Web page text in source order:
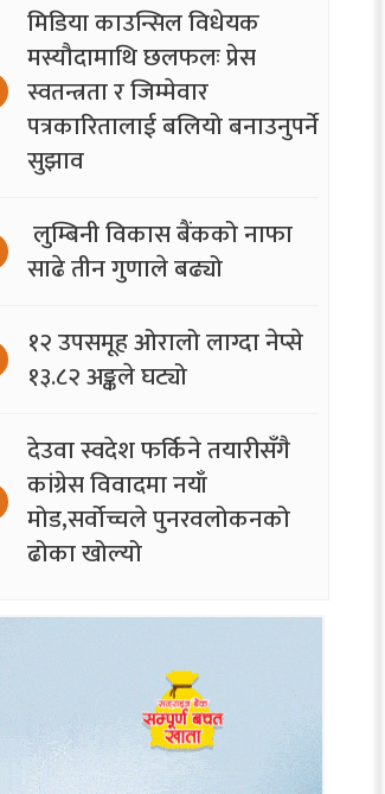
मिडिया काउन्सिल विधेयक
मस्यौदामाथि छलफलः प्रेस
स्वतन्त्रता र जिम्मेवार
पत्रकारितालाई बलियो बनाउनुपर्ने
सुझाव
लुम्बिनी विकास बैंकको नाफा
साढे तीन गुणाले बढ्यो
१२ उपसमूह ओरालो लाग्दा नेप्से
१३.८२ अङ्कले घट्यो
देउवा स्वदेश फर्किने तयारीसँगै
कांग्रेस विवादमा नयाँ
मोड,सर्वोच्चले पुनरवलोकनको
ढोका खोल्यो